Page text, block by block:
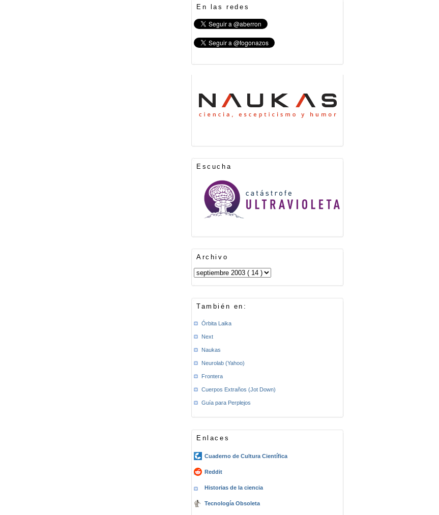
En las redes
Escucha
Archivo
También en:
Órbita Laika
Next
Naukas
Neurolab (Yahoo)
Frontera
Cuerpos Extraños (Jot Down)
Guía para Perplejos
Enlaces
Cuaderno de Cultura Científica
Reddit
Historias de la ciencia
Tecnología Obsoleta